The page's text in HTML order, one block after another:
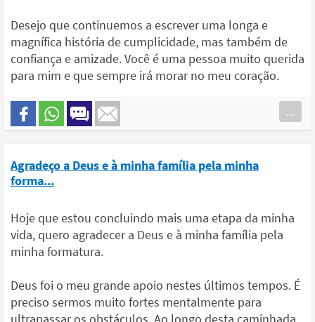
Desejo que continuemos a escrever uma longa e
magnífica história de cumplicidade, mas também de
confiança e amizade. Você é uma pessoa muito querida
para mim e que sempre irá morar no meu coração.
...
Agradeço a Deus e à minha família pela minha
forma...
Hoje que estou concluindo mais uma etapa da minha
vida, quero agradecer a Deus e à minha família pela
minha formatura.
Deus foi o meu grande apoio nestes últimos tempos. É
preciso sermos muito fortes mentalmente para